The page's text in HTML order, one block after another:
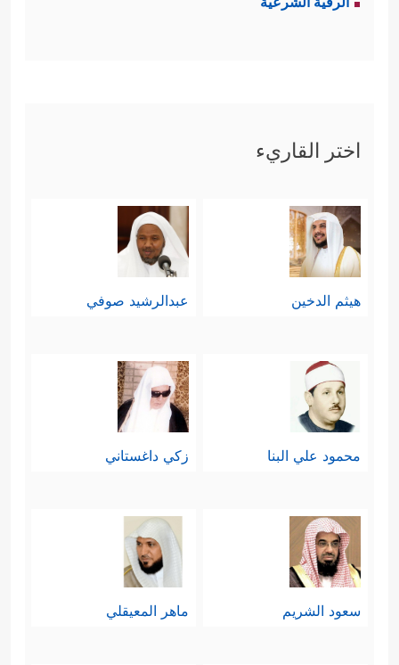
كَانُواْ بِهِۦ یَسۡتَهۡزِءُونَ
مِّنَ ٱلۡقُرَىٰ وَصَرَّفۡنَا ٱلۡـَٔایَـٰتِ لَعَلَّهُمۡ یَرۡجِعُونَ﴾
فأولئك الهالكون كانوا مُمكَّنين في
الأرض أكثر من قريش، فما أغنى عنهم
منافذ المعرفة ليهتدوا بسماع الكلمة
الطيبة ورؤية الدلائل الظاهرة، لكنّه
الحسد والكبر والسخريّة التي حالَت
خامسًا: يُحاجِج القرآن هؤلاء المشركين
بأنّ الآلهة المُزيّفة لو كانت تنفع شيئًا
لنفَعَت أولئك الهالكين الذين أفنَوا
اختر القاريء
هيثم الدخين عبدالرشيد صوفي
محمود علي البنا زكي داغستاني
سعود الشريم ماهر المعيقلي